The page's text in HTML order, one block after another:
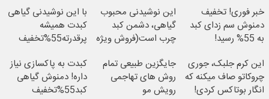
خبر فوری! تخفیف
دمنوش سم زدای کبد
به 55% رسید!
این نوشیدنی محبوب
گیاهی، دشمن کبد
چرب است(فروش ویژه
با این نوشیدنی گیاهی
کبدت همیشه
پرقدرته55%تخفیف
این کرم جلبک، جوری
چروکاتو صاف میکنه که
انگار بوتاکس کردی!
جایگزین طبیعی تمام
روش های تهاجمی
رویش مو
کبدت به پاکسازی نیاز
داره! دمنوش گیاهی
کبد55%تخفیف